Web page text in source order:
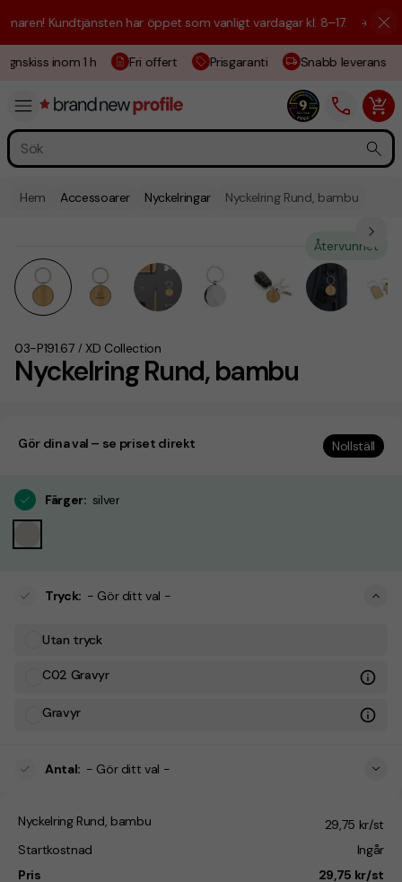
Kundtjänsten har öppet som vanligt vardagar kl. 8–17. ☀️ Vi är
inom 1 h Fri offert Prisgaranti Snabb leverans
Hem Accessoarer Nyckelringar Nyckelring Rund, bambu
Nyckelring Rund, bambu
03-P191.67 / XD Collection
Återvunnet
Gör dina val – se priset direkt Nollställ
Färger: silver
Tryck: - Gör ditt val -
Utan tryck
C02 Gravyr
Gravyr
Antal: - Gör ditt val -
Nyckelring Rund, bambu
29,75 kr/st
Startkostnad
Ingår
Pris
29,75 kr/st